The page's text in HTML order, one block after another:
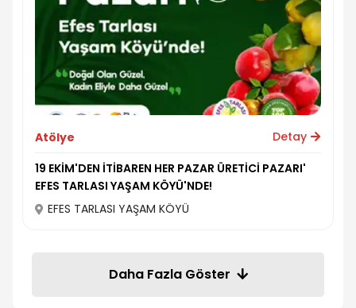
Atölye
Detay
19 EKİM'DEN İTİBAREN HER PAZAR ÜRETİCİ PAZARI'
EFES TARLASI YAŞAM KÖYÜ'NDE!
EFES TARLASI YAŞAM KÖYÜ
Daha Fazla Göster